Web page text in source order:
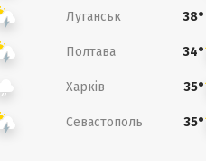
Луганськ 38°
Полтава 34°
Харків 35°
Севастополь 35°